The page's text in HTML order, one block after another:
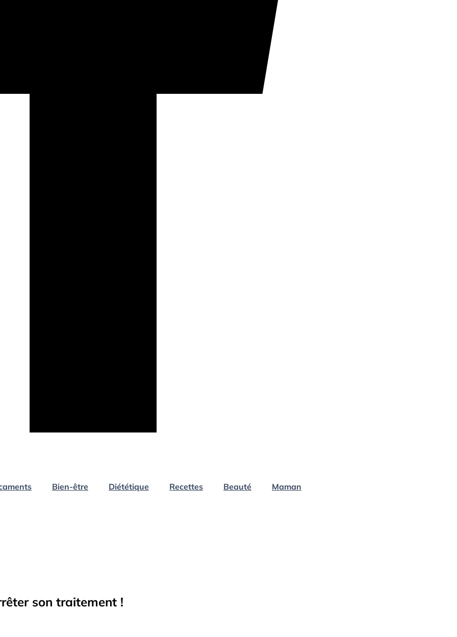
Bien-être Diététique Recettes Beauté Maman
son traitement !